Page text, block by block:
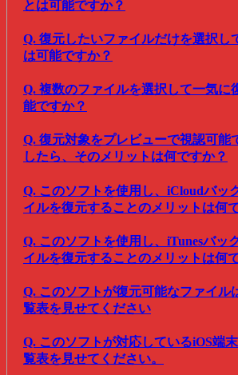
とは可能ですか？
Q. 復元したいファイルだけを選択し
は可能ですか？
Q. 複数のファイルを選択して一気に
能ですか？
Q. 復元対象をプレビューで視認可能
したら、そのメリットは何ですか？
Q. このソフトを使用し、iCloudバッ
イルを復元することのメリットは何
Q. このソフトを使用し、iTunesバッ
イルを復元することのメリットは何
Q. このソフトが復元可能なファイル
覧表を見せてください
Q. このソフトが対応しているiOS端
覧表を見せてください。